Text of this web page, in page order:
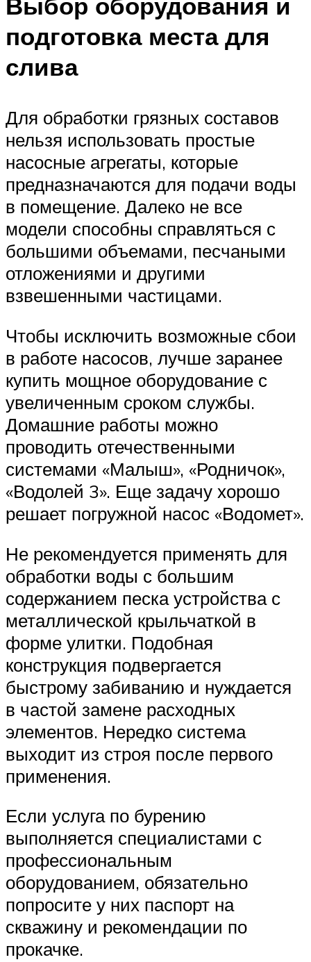
подготовка места для
слива
Для обработки грязных составов
нельзя использовать простые
насосные агрегаты, которые
предназначаются для подачи воды
в помещение. Далеко не все
модели способны справляться с
большими объемами, песчаными
отложениями и другими
взвешенными частицами.
Чтобы исключить возможные сбои
в работе насосов, лучше заранее
купить мощное оборудование с
увеличенным сроком службы.
Домашние работы можно
проводить отечественными
системами «Малыш», «Родничок»,
«Водолей 3». Еще задачу хорошо
решает погружной насос «Водомет».
Не рекомендуется применять для
обработки воды с большим
содержанием песка устройства с
металлической крыльчаткой в
форме улитки. Подобная
конструкция подвергается
быстрому забиванию и нуждается
в частой замене расходных
элементов. Нередко система
выходит из строя после первого
применения.
Если услуга по бурению
выполняется специалистами с
профессиональным
оборудованием, обязательно
попросите у них паспорт на
скважину и рекомендации по
прокачке.